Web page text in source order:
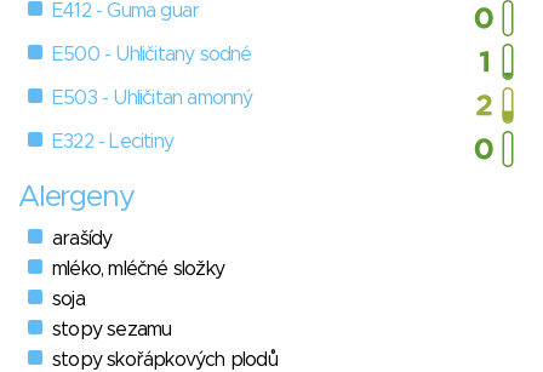
E412 - Guma guar
E500 - Uhličitany sodné
E503 - Uhličitan amonný
E322 - Lecitiny
Alergeny
arašídy
mléko, mléčné složky
soja
stopy sezamu
stopy skořápkových plodů